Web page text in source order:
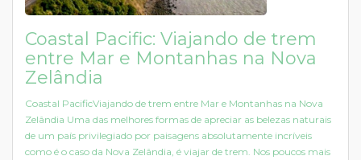
Coastal Pacific: Viajando de trem
entre Mar e Montanhas na Nova
Zelândia
Coastal PacificViajando de trem entre Mar e Montanhas na Nova
Zelândia Uma das melhores formas de apreciar as belezas naturais
de um país privilegiado por paisagens absolutamente incríveis
como é o caso da Nova Zelândia, é viajar de trem. Nos poucos mais